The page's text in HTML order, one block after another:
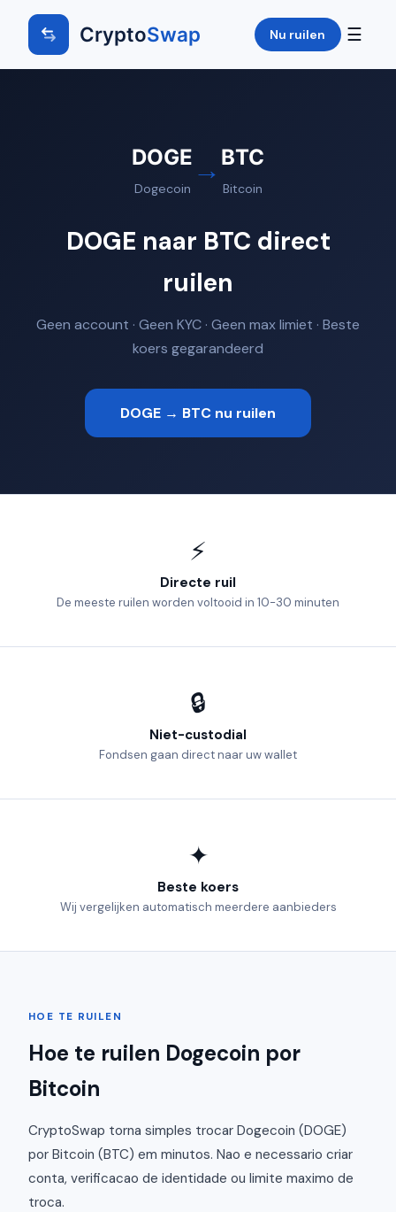
CryptoSwap Nu ruilen ☰
DOGE
Dogecoin
→ BTC
Bitcoin
DOGE naar BTC direct
ruilen
Geen account · Geen KYC · Geen max limiet · Beste
koers gegarandeerd
DOGE → BTC nu ruilen
⚡
Directe ruil
De meeste ruilen worden voltooid in 10-30 minuten
🔒
Niet-custodial
Fondsen gaan direct naar uw wallet
✦
Beste koers
Wij vergelijken automatisch meerdere aanbieders
HOE TE RUILEN
Hoe te ruilen Dogecoin por
Bitcoin
CryptoSwap torna simples trocar Dogecoin (DOGE)
por Bitcoin (BTC) em minutos. Nao e necessario criar
conta, verificacao de identidade ou limite maximo de
troca.